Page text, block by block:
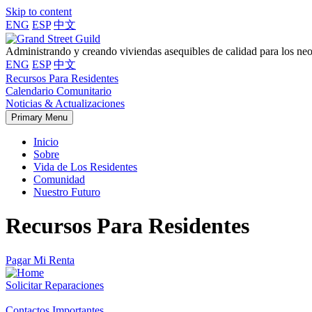
Skip to content
ENG ESP 中文
Administrando y creando viviendas asequibles de calidad para los
ENG ESP 中文
Recursos Para Residentes
Calendario Comunitario
Noticias & Actualizaciones
Primary Menu
Inicio
Sobre
Vida de Los Residentes
Comunidad
Nuestro Futuro
Recursos Para Residentes
Pagar Mi Renta
Solicitar Reparaciones